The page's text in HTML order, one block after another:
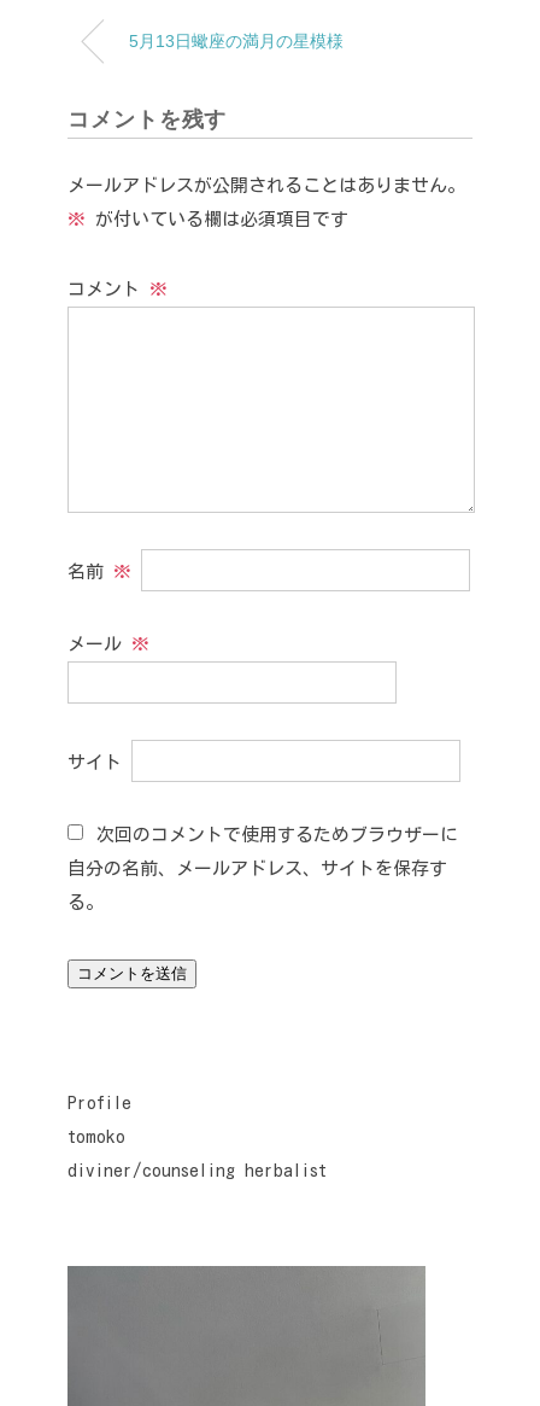
5月13日蠍座の満月の星模様
コメントを残す
メールアドレスが公開されることはありません。
※ が付いている欄は必須項目です
コメント ※
名前 ※
メール ※
サイト
次回のコメントで使用するためブラウザーに
自分の名前、メールアドレス、サイトを保存す
る。
Profile
tomoko
diviner/counseling herbalist